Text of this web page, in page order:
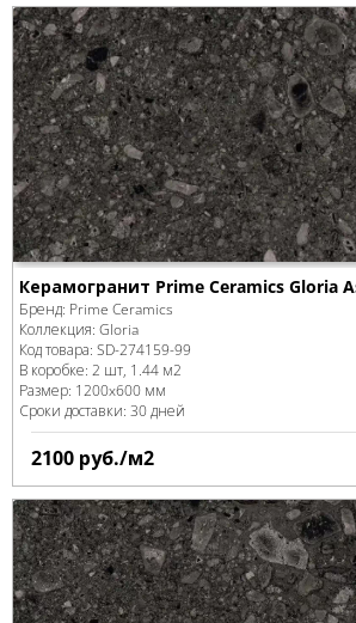
Керамогранит Prime Ceramics Gloria
Бренд: Prime Ceramics
Коллекция: Gloria
Код товара: SD-274159-99
В коробке: 2 шт, 1.44 м2
Размер: 1200x600 мм
Сроки доставки: 30 дней
2100 руб./м2